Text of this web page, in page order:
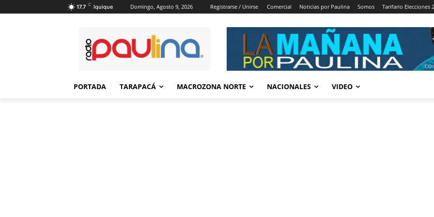
17.7 C Iquique Domingo, Agosto 9, 2026 Registrarse / Unirse Comercial Noticias por Paulina Somos Tarifario Elecciones
PORTADA TARAPACÁ MACROZONA NORTE NACIONALES VIDEO